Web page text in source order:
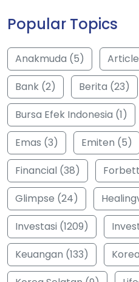
Popular Topics
Anakmuda (5)
Bank (2)
Berita (23)
Bursa Efek Indonesia (1)
Emas (3)
Emiten (5)
Financial (38)
Glimpse (24)
Investasi (1209)
Keuangan (133)